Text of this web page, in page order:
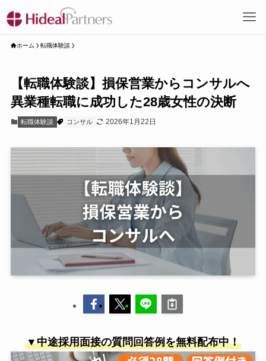
ホーム 転職体験談
【転職体験談】損保営業からコンサルへ
異業種転職に成功した28歳女性の決断
転職体験談 コンサル 2026年1月22日
▼中途採用面接の質問回答例を無料配布中！